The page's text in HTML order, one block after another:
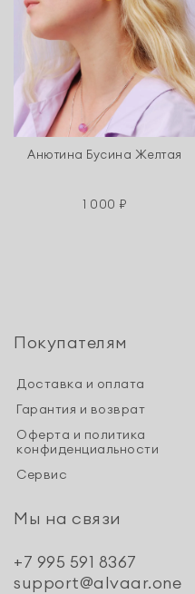
Анютина Бусина Желтая
1 000 ₽
Покупателям
Доставка и оплата
Гарантия и возврат
Оферта и политика
конфиденциальности
Сервис
Мы на связи
+7 995 591 8367
support@alvaar.one